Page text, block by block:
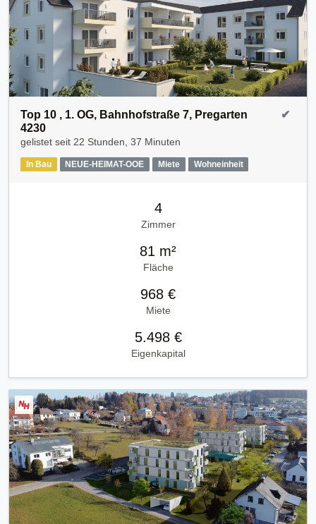
Top 10 , 1. OG, Bahnhofstraße 7, Pregarten
4230
gelistet seit 22 Stunden, 37 Minuten
In Bau NEUE-HEIMAT-OOE Miete Wohneinheit
✔
4
Zimmer
81 m²
Fläche
968 €
Miete
5.498 €
Eigenkapital